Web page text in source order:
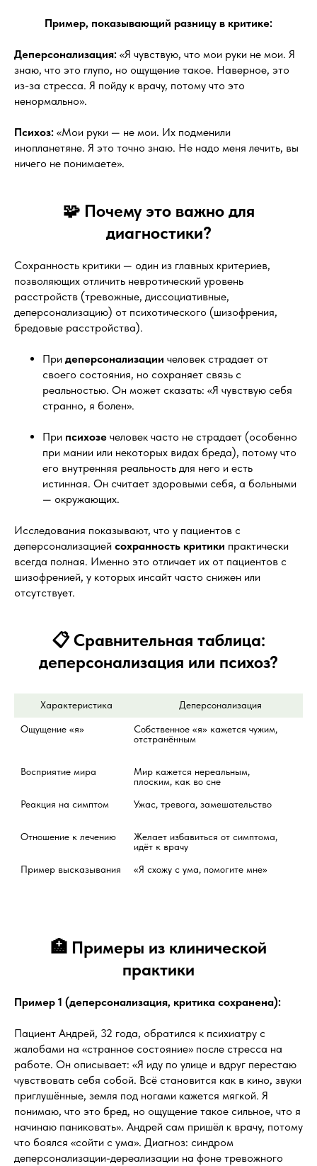
Пример, показывающий разницу в критике:
Деперсонализация: «Я чувствую, что мои руки не мои. Я
знаю, что это глупо, но ощущение такое. Наверное, это
из-за стресса. Я пойду к врачу, потому что это
ненормально».
Психоз: «Мои руки — не мои. Их подменили
инопланетяне. Я это точно знаю. Не надо меня лечить, вы
ничего не понимаете».
🧩 Почему это важно для
диагностики?
Сохранность критики — один из главных критериев,
позволяющих отличить невротический уровень
расстройств (тревожные, диссоциативные,
деперсонализацию) от психотического (шизофрения,
бредовые расстройства).
При деперсонализации человек страдает от
своего состояния, но сохраняет связь с
реальностью. Он может сказать: «Я чувствую себя
странно, я болен».
При психозе человек часто не страдает (особенно
при мании или некоторых видах бреда), потому что
его внутренняя реальность для него и есть
истинная. Он считает здоровыми себя, а больными
— окружающих.
Исследования показывают, что у пациентов с
деперсонализацией сохранность критики практически
всегда полная. Именно это отличает их от пациентов с
шизофренией, у которых инсайт часто снижен или
отсутствует.
📋 Сравнительная таблица:
деперсонализация или психоз?
       Характеристика
                Деперсонализация
Ощущение «я»
Собственное «я» кажется чужим,
отстранённым
Восприятие мира
Мир кажется нереальным,
плоским, как во сне
Реакция на симптом
Ужас, тревога, замешательство
Отношение к лечению
Желает избавиться от симптома,
идёт к врачу
Пример высказывания
«Я схожу с ума, помогите мне»
🏥 Примеры из клинической
практики
Пример 1 (деперсонализация, критика сохранена):
Пациент Андрей, 32 года, обратился к психиатру с
жалобами на «странное состояние» после стресса на
работе. Он описывает: «Я иду по улице и вдруг перестаю
чувствовать себя собой. Всё становится как в кино, звуки
приглушённые, земля под ногами кажется мягкой. Я
понимаю, что это бред, но ощущение такое сильное, что я
начинаю паниковать». Андрей сам пришёл к врачу, потому
что боялся «сойти с ума». Диагноз: синдром
деперсонализации-дереализации на фоне тревожного